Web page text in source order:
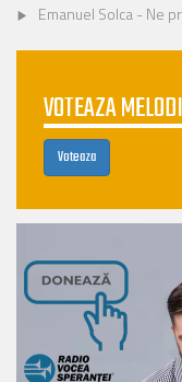
Emanuel Solca - Ne
VOTEAZA
Voteaza